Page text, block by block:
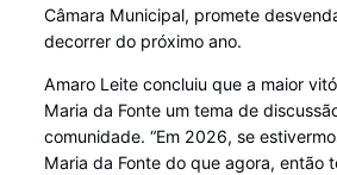
Câmara Municipal, promete
decorrer do próximo ano.
Amaro Leite concluiu que a maior
Maria da Fonte um tema de
comunidade. “Em 2026, se
Maria da Fonte do que agora, então